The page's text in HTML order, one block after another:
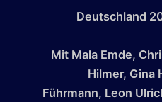
Deutschland
Mit Mala Emde,
Hilmer, Gina
Führmann, Leon